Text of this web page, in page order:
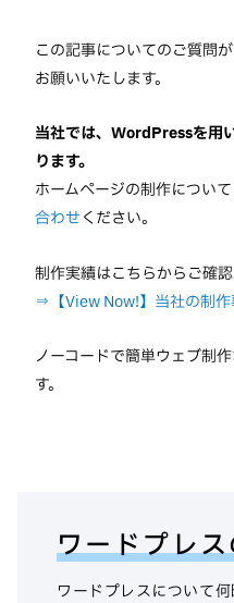
この記事についてのご質問
お願いいたします。
当社では、WordPressを用
ります。
ホームページの制作について
合わせください。
制作実績はこちらからご確認
⇒【View Now!】当社の制作
ノーコードで簡単ウェブ制
す。
ワードプレ
ワードプレスについて